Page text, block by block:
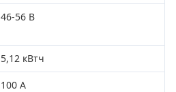
46-56 В
5,12 кВтч
100 А